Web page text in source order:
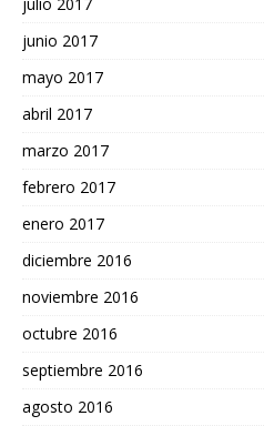
junio 2017
mayo 2017
abril 2017
marzo 2017
febrero 2017
enero 2017
diciembre 2016
noviembre 2016
octubre 2016
septiembre 2016
agosto 2016